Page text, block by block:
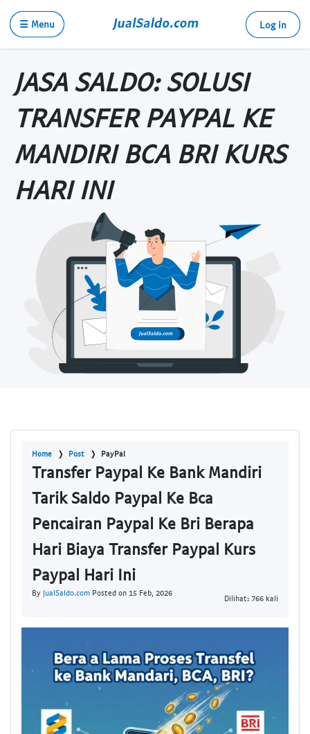
☰ Menu Log in
JASA SALDO: SOLUSI
TRANSFER PAYPAL KE
MANDIRI BCA BRI KURS
HARI INI
Home Post PayPal
Transfer Paypal Ke Bank Mandiri
Tarik Saldo Paypal Ke Bca
Pencairan Paypal Ke Bri Berapa
Hari Biaya Transfer Paypal Kurs
Paypal Hari Ini
By JualSaldo.com Posted on 15 Feb, 2026
Dilihat: 766 kali